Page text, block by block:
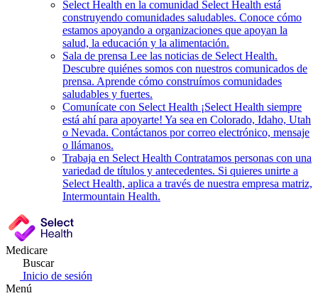
Select Health en la comunidad Select Health está
construyendo comunidades saludables. Conoce cómo
estamos apoyando a organizaciones que apoyan la
salud, la educación y la alimentación.
Sala de prensa Lee las noticias de Select Health.
Descubre quiénes somos con nuestros comunicados de
prensa. Aprende cómo construímos comunidades
saludables y fuertes.
Comunícate con Select Health ¡Select Health siempre
está ahí para apoyarte! Ya sea en Colorado, Idaho, Utah
o Nevada. Contáctanos por correo electrónico, mensaje
o llámanos.
Trabaja en Select Health Contratamos personas con una
variedad de títulos y antecedentes. Si quieres unirte a
Select Health, aplica a través de nuestra empresa matriz,
Intermountain Health.
Medicare
Buscar
Inicio de sesión
Menú